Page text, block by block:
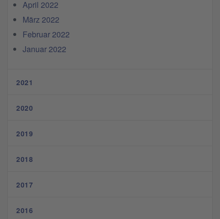
April 2022
März 2022
Februar 2022
Januar 2022
2021
2020
2019
2018
2017
2016